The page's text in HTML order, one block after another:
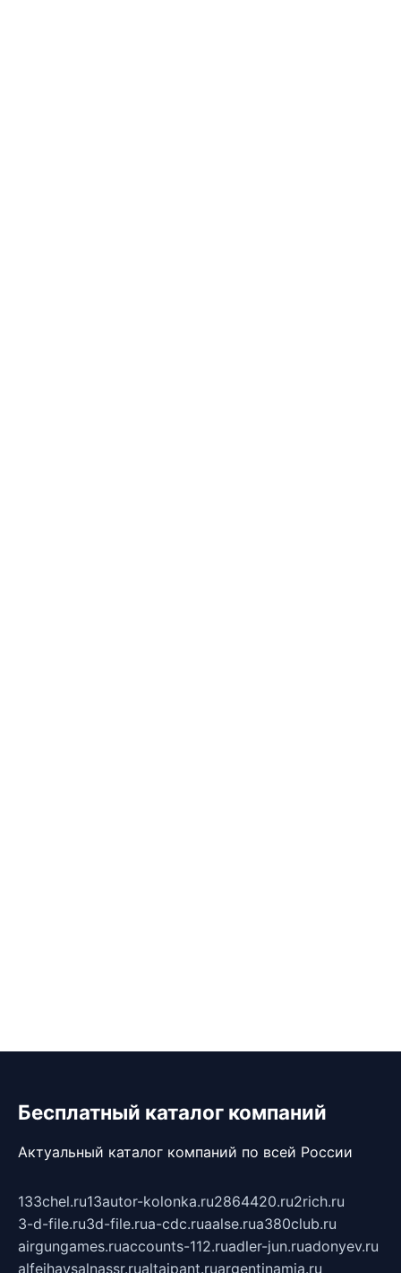
Бесплатный каталог компаний
Актуальный каталог компаний по всей России
133chel.ru13autor-kolonka.ru2864420.ru2rich.ru
3-d-file.ru3d-file.rua-cdc.ruaalse.rua380club.ru
airgungames.ruaccounts-112.ruadler-jun.ruadonyev.ru
alfeihavsalnassr.rualtaipant.ruargentinamia.ru